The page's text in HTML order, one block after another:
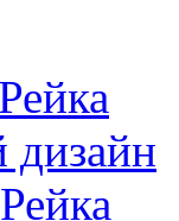
дизайн